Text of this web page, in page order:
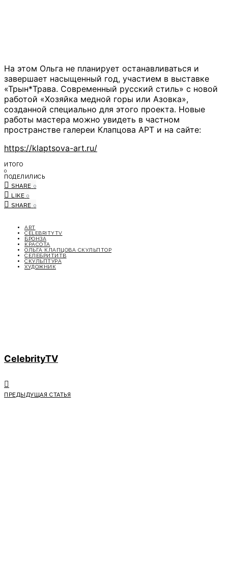
На этом Ольга не планирует останавливаться и
завершает насыщенный год, участием в выставке
«Трын*Трава. Современный русский стиль» с новой
работой «Хозяйка медной горы или Азовка»,
созданной специально для этого проекта. Новые
работы мастера можно увидеть в частном
пространстве галереи Клапцова АРТ и на сайте:
https://klaptsova-art.ru/
ИТОГО
0
ПОДЕЛИЛИСЬ
SHARE 0
LIKE 0
SHARE 0
ART
CELEBRITYTV
БРОНЗА
КРАСОТА
ОЛЬГА КЛАПЦОВА СКУЛЬПТОР
СЕЛЕБРИТИТВ
СКУЛЬПТУРА
ХУДОЖНИК
CelebrityTV
ПРЕДЫДУЩАЯ СТАТЬЯ